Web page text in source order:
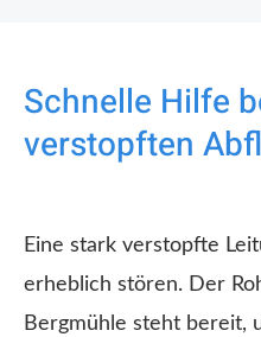
Schnelle Hilfe
verstopften
Eine stark verstopfte
erheblich stören. Der
Bergmühle steht bereit,